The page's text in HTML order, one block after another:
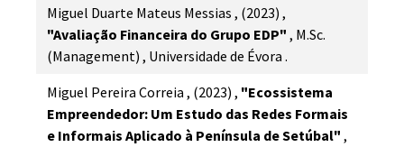
Miguel Duarte Mateus Messias , (2023) ,
"Avaliação Financeira do Grupo EDP" , M.Sc.
(Management) , Universidade de Évora .
Miguel Pereira Correia , (2023) , "Ecossistema
Empreendedor: Um Estudo das Redes Formais
e Informais Aplicado à Península de Setúbal" ,